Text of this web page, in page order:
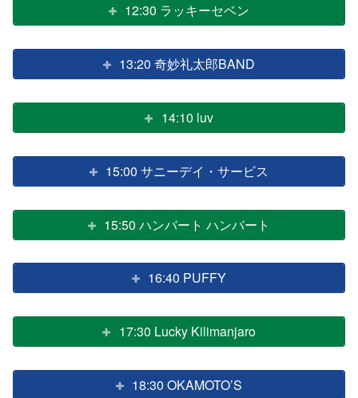
12:30 ラッキーセベン
13:20 奇妙礼太郎BAND
14:10 luv
15:00 サニーデイ・サービス
15:50 ハンバート ハンバート
16:40 PUFFY
17:30 Lucky Kilimanjaro
18:30 OKAMOTO’S